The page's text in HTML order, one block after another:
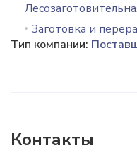
Заготовка и
Тип компании:
Контакты